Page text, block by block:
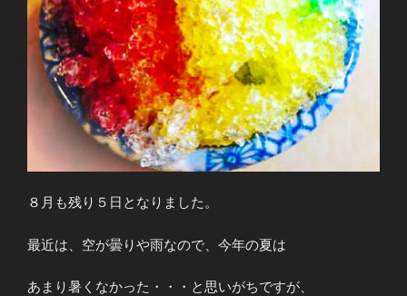
８月も残り５日となりました。
最近は、空が曇りや雨なので、今年の夏は
あまり暑くなかった・・・と思いがちですが、